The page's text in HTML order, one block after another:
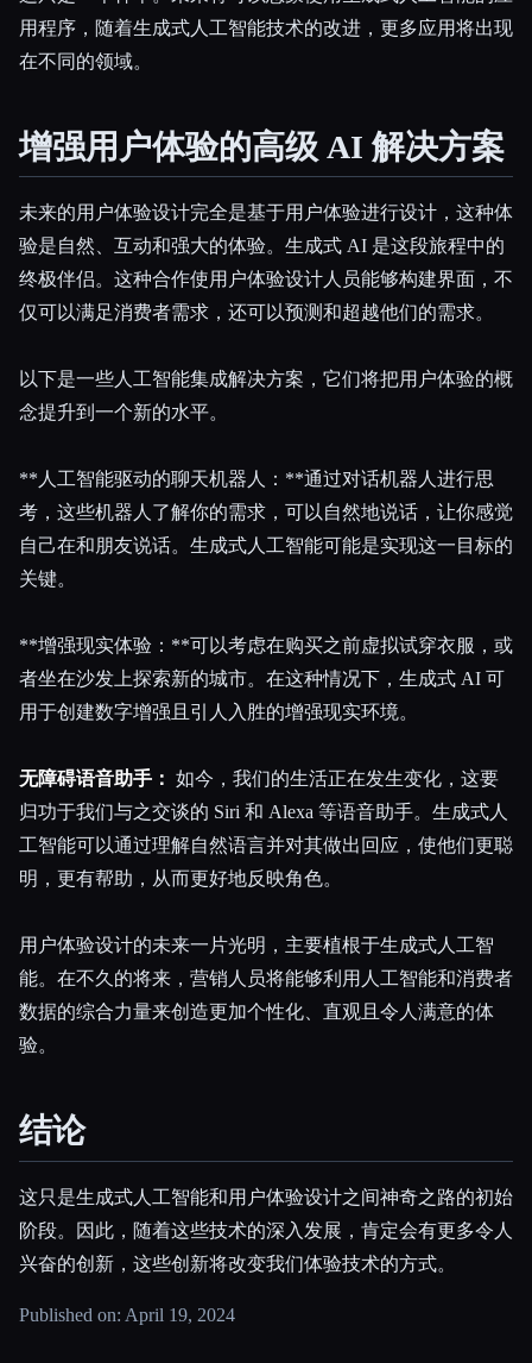
用程序，随着生成式人工智能技术的改进，更多应用将出现
在不同的领域。
增强用户体验的高级 AI 解决方案
未来的用户体验设计完全是基于用户体验进行设计，这种体
验是自然、互动和强大的体验。生成式 AI 是这段旅程中的
终极伴侣。这种合作使用户体验设计人员能够构建界面，不
仅可以满足消费者需求，还可以预测和超越他们的需求。
以下是一些人工智能集成解决方案，它们将把用户体验的概
念提升到一个新的水平。
**人工智能驱动的聊天机器人：**通过对话机器人进行思
考，这些机器人了解你的需求，可以自然地说话，让你感觉
自己在和朋友说话。生成式人工智能可能是实现这一目标的
关键。
**增强现实体验：**可以考虑在购买之前虚拟试穿衣服，或
者坐在沙发上探索新的城市。在这种情况下，生成式 AI 可
用于创建数字增强且引人入胜的增强现实环境。
无障碍语音助手： 如今，我们的生活正在发生变化，这要
归功于我们与之交谈的 Siri 和 Alexa 等语音助手。生成式人
工智能可以通过理解自然语言并对其做出回应，使他们更聪
明，更有帮助，从而更好地反映角色。
用户体验设计的未来一片光明，主要植根于生成式人工智
能。在不久的将来，营销人员将能够利用人工智能和消费者
数据的综合力量来创造更加个性化、直观且令人满意的体
验。
结论
这只是生成式人工智能和用户体验设计之间神奇之路的初始
阶段。因此，随着这些技术的深入发展，肯定会有更多令人
兴奋的创新，这些创新将改变我们体验技术的方式。
Published on: April 19, 2024